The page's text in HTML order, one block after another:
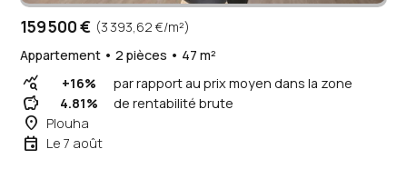
159 500 € (3 393,62 €/m²)
Appartement • 2 pièces • 47 m²
query_stats +16% par rapport au prix moyen dans la zone
savings 4.81% de rentabilité brute
place Plouha
event Le 7 août